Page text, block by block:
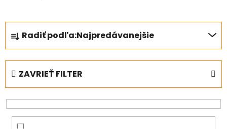
R
a
d
e
n
i
e
p
Radiť podľa:Najpredávanejšie
ZAVRIEŤ FILTER